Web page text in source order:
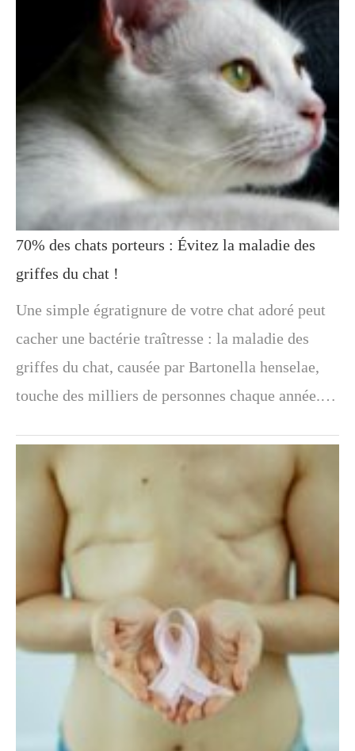
70% des chats porteurs : Évitez la maladie des
griffes du chat !
Une simple égratignure de votre chat adoré peut
cacher une bactérie traîtresse : la maladie des
griffes du chat, causée par Bartonella henselae,
touche des milliers de personnes chaque année.…